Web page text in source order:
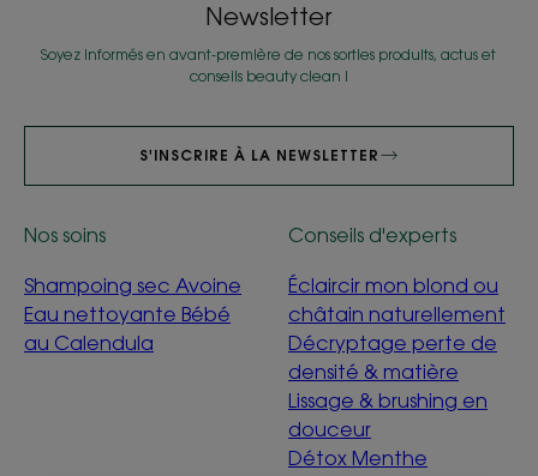
Newsletter
Soyez informés en avant-première de nos sorties produits, actus et
conseils beauty clean !
S'INSCRIRE À LA NEWSLETTER
Nos soins
Shampoing sec Avoine
Eau nettoyante Bébé
au Calendula
Conseils d'experts
Éclaircir mon blond ou
châtain naturellement
Décryptage perte de
densité & matière
Lissage & brushing en
douceur
Détox Menthe